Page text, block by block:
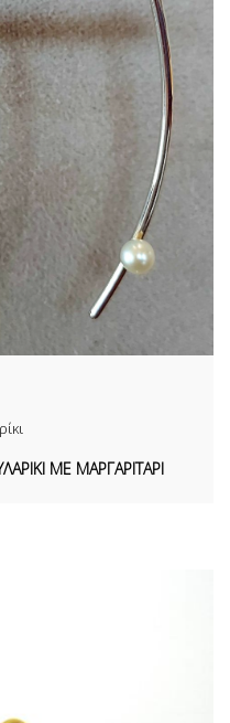
ΜΕ ΜΑΡΓΑΡΙΤΑΡΙ